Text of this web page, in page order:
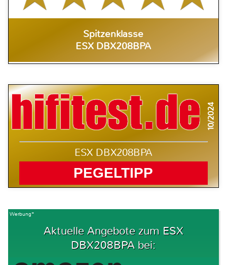
Spitzenklasse
ESX DBX208BPA
10/2024
ESX DBX208BPA
PEGELTIPP
Werbung*
Aktuelle Angebote zum ESX
DBX208BPA bei: